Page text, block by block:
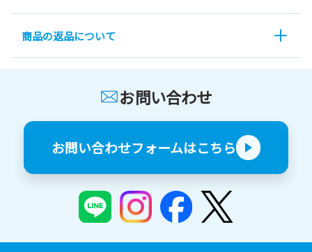
商品の返品について
お問い合わせ
お問い合わせフォームはこちら